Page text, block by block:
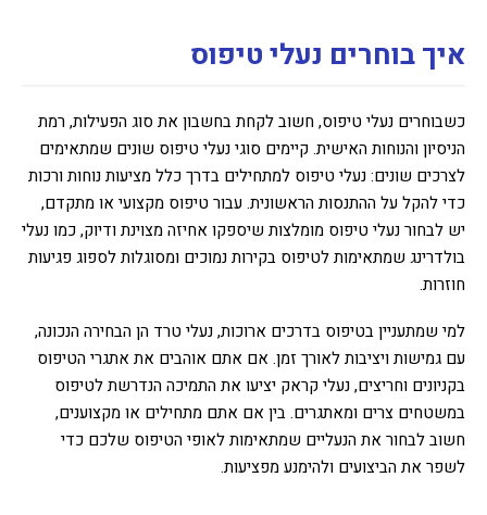
איך בוחרים נעלי טיפוס
כשבוחרים נעלי טיפוס, חשוב לקחת בחשבון את סוג הפעילות, רמת
הניסיון והנוחות האישית. קיימים סוגי נעלי טיפוס שונים שמתאימים
לצרכים שונים: נעלי טיפוס למתחילים בדרך כלל מציעות נוחות ורכות
כדי להקל על ההתנסות הראשונית. עבור טיפוס מקצועי או מתקדם,
יש לבחור נעלי טיפוס מומלצות שיספקו אחיזה מצוינת ודיוק, כמו נעלי
בולדרינג שמתאימות לטיפוס בקירות נמוכים ומסוגלות לספוג פגיעות
חוזרות.
למי שמתעניין בטיפוס בדרכים ארוכות, נעלי טרד הן הבחירה הנכונה,
עם גמישות ויציבות לאורך זמן. אם אתם אוהבים את אתגרי הטיפוס
בקניונים וחריצים, נעלי קראק יציעו את התמיכה הנדרשת לטיפוס
במשטחים צרים ומאתגרים. בין אם אתם מתחילים או מקצוענים,
חשוב לבחור את הנעליים שמתאימות לאופי הטיפוס שלכם כדי
לשפר את הביצועים ולהימנע מפציעות.